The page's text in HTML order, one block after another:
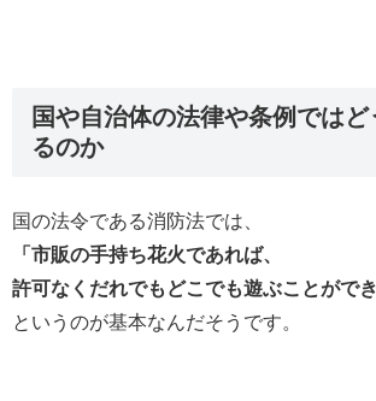
国や自治体の法律や条例では
るのか
国の法令である消防法では、
「市販の手持ち花火であれば、
許可なくだれでもどこでも遊ぶことができ
というのが基本なんだそうです。